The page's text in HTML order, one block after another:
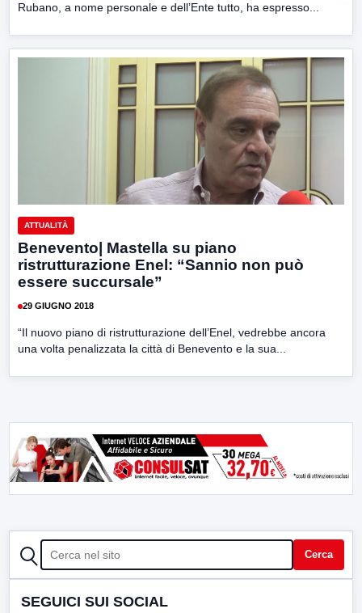
Rubano, a nome personale e dell’Ente tutto, ha espresso...
ATTUALITÀ
Benevento| Mastella su piano
ristrutturazione Enel: “Sannio non può
essere succursale”
29 GIUGNO 2018
“Il nuovo piano di ristrutturazione dell’Enel, vedrebbe ancora
una volta penalizzata la città di Benevento e la sua...
CERCA Cerca
SEGUICI SUI SOCIAL